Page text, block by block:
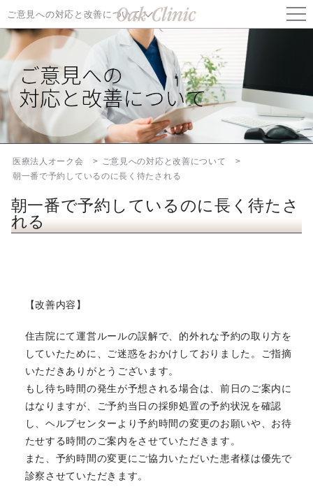
ご意見への対応と改善について
ご意見への対応と改善について TOP
初回で1時間以上、2回目も同様、説明もなしに待たされた。助成
金対象の検査なのに保険診療として会計され、自費で精算し直しが
必要になった。
料金案内をもっと分かりやすくしてほしい
朝一番で予約しているのに長く待たされる
住吉院でも日曜日に診察してほしい
オーク会不妊ブログ
医療法人オーク会
ご意見への対応と改善について
朝一番で予約しているのに長く待たされる
朝一番で予約しているのに長く待たさ
れる
【改善内容】
住吉院にて運営ルールの誤解で、的外れな予約の取り方を
していたために、ご迷惑をおかけしておりました。ご指摘
いただきありがとうございます。
もし待ち時間の発生が予想される場合は、前日のご案内に
はなりますが、ご予約当日の採卵処置の予約状況を確認
し、ヘルプセンターより予約時間の変更のお願いや、お待
たせする時間のご案内をさせていただきます。
また、予約時間の変更にご協力いただいた患者様は優先で
診察させていただきます。